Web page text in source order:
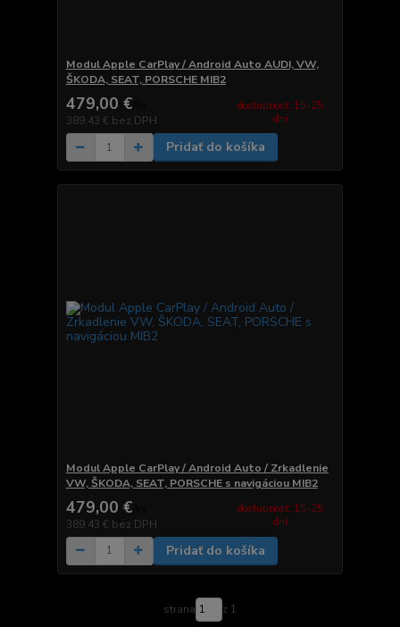
Modul Apple CarPlay / Android Auto AUDI, VW,
ŠKODA, SEAT, PORSCHE MIB2
479,00 €
389,43 € bez DPH
dostupnosť: 15-25
dní
Pridať do košíka
Modul Apple CarPlay / Android Auto / Zrkadlenie
VW, ŠKODA, SEAT, PORSCHE s navigáciou MIB2
479,00 €
389,43 € bez DPH
dostupnosť: 15-25
dní
Pridať do košíka
strana z 1